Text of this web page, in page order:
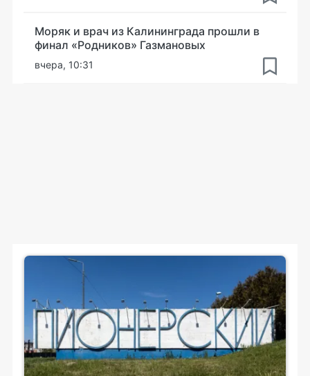
Моряк и врач из Калининграда прошли в
финал «Родников» Газмановых
вчера, 10:31